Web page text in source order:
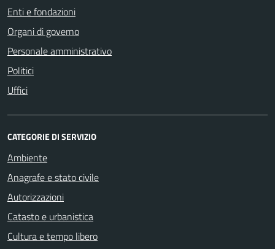
Enti e fondazioni
Organi di governo
Personale amministrativo
Politici
Uffici
CATEGORIE DI SERVIZIO
Ambiente
Anagrafe e stato civile
Autorizzazioni
Catasto e urbanistica
Cultura e tempo libero